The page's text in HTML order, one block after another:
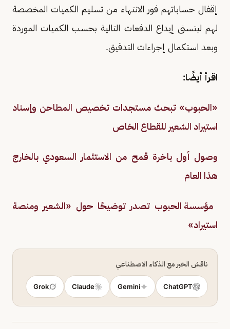
إقفال حساباتهم فور الانتهاء من تسليم الكميات المخصصة
لهم ليتسنى إيداع الدفعات التالية بحسب الكميات الموردة
وبعد استكمال إجراءات التدقيق.
اقرأ أيضًا:
«الحبوب» تبحث مستجدات تخصيص المطاحن وإسناد
استيراد الشعير للقطاع الخاص
وصول أول باخرة قمح من الاستثمار السعودي بالخارج
هذا العام
مؤسسة الحبوب تصدر توضيحًا حول «الشعير ومنصة
استيراد»
ناقش الخبر مع الذكاء الاصطناعي
ChatGPT
Gemini
Claude
Grok